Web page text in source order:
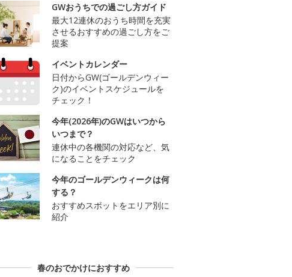
GWおうちでの過ごし方ガイド
最大12連休のおうち時間を充実
させるおすすめの過ごし方をご
提案
イベントカレンダー
日付からGW(ゴールデンウィー
ク)のイベントスケジュールを
チェック！
今年(2026年)のGWはいつから
いつまで？
連休中の各機関の対応など、気
になることをチェック
今年のゴールデンウィークは何
する？
おすすめスポットをエリア別に
紹介
春のおでかけにおすすめ